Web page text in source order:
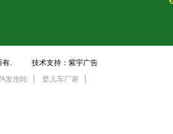
有. 技术支持： 紫宇广告
发泡轮 婴儿车厂家